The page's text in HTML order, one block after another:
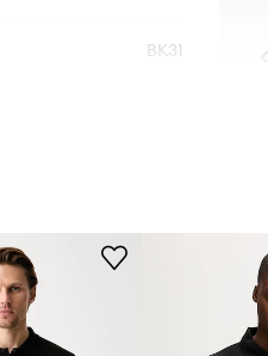
BK31